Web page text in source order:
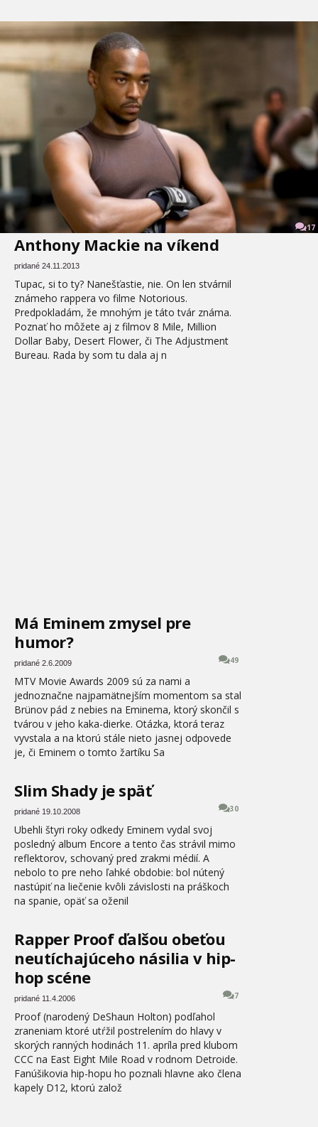
17
Anthony Mackie na víkend
pridané 24.11.2013
Tupac, si to ty? Nanešťastie, nie. On len stvárnil
známeho rappera vo filme Notorious.
Predpokladám, že mnohým je táto tvár známa.
Poznať ho môžete aj z filmov 8 Mile, Million
Dollar Baby, Desert Flower, či The Adjustment
Bureau. Rada by som tu dala aj n
Má Eminem zmysel pre
humor?
49
pridané 2.6.2009
MTV Movie Awards 2009 sú za nami a
jednoznačne najpamätnejším momentom sa stal
Brünov pád z nebies na Eminema, ktorý skončil s
tvárou v jeho kaka-dierke. Otázka, ktorá teraz
vyvstala a na ktorú stále nieto jasnej odpovede
je, či Eminem o tomto žartíku Sa
Slim Shady je späť
30
pridané 19.10.2008
Ubehli štyri roky odkedy Eminem vydal svoj
posledný album Encore a tento čas strávil mimo
reflektorov, schovaný pred zrakmi médií. A
nebolo to pre neho ľahké obdobie: bol nútený
nastúpiť na liečenie kvôli závislosti na práškoch
na spanie, opäť sa oženil
Rapper Proof ďalšou obeťou
neutíchajúceho násilia v hip-
hop scéne
7
pridané 11.4.2006
Proof (narodený DeShaun Holton) podľahol
zraneniam ktoré utŕžil postrelením do hlavy v
skorých ranných hodinách 11. apríla pred klubom
CCC na East Eight Mile Road v rodnom Detroide.
Fanúšikovia hip-hopu ho poznali hlavne ako člena
kapely D12, ktorú založ